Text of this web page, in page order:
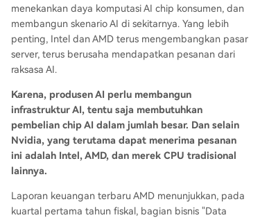
menekankan daya komputasi AI chip konsumen, dan
membangun skenario AI di sekitarnya. Yang lebih
penting, Intel dan AMD terus mengembangkan pasar
server, terus berusaha mendapatkan pesanan dari
raksasa AI.
Karena, produsen AI perlu membangun
infrastruktur AI, tentu saja membutuhkan
pembelian chip AI dalam jumlah besar. Dan selain
Nvidia, yang terutama dapat menerima pesanan
ini adalah Intel, AMD, dan merek CPU tradisional
lainnya.
Laporan keuangan terbaru AMD menunjukkan, pada
kuartal pertama tahun fiskal, bagian bisnis "Data